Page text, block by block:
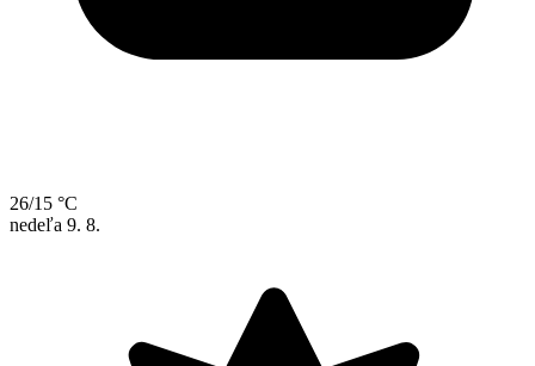
26/15 °C
nedeľa 9. 8.